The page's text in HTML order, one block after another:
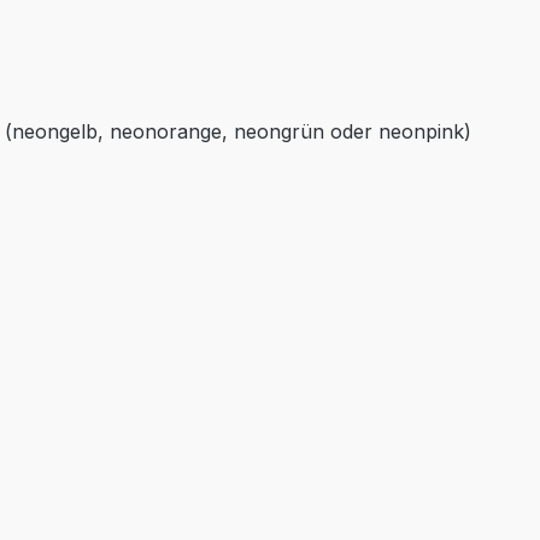
neonorange, neongrün oder neonpink)